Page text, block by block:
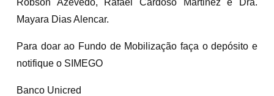
Mayara Dias Alencar.
Para doar ao Fundo de Mobilização faça o depósito e
notifique o SIMEGO
Banco Unicred